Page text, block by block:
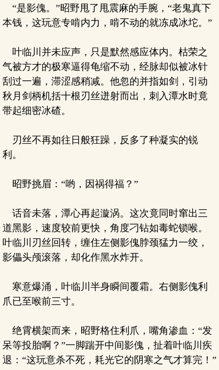
“是影傀。”昭野甩了甩震麻的手腕，“老鬼真下
本钱，这玩意专啃内力，啃不动的就冻成冰坨。”
叶临川并未应声，只是默然感应体内。枯荣之
气被方才的极寒逼得龟缩不动，经脉却似被冰针
刮过一遍，滞涩感稍减。他忽的并指如剑，引动
秋月剑柄机括十根刃丝迸射而出，刺入潭水时竟
带起细密冰碴。
刃丝不再如往日般狂躁，反多了种凝实的锐
利。
昭野挑眉：“哟，因祸得福？”
话音未落，潭心再起漩涡。这次竟同时窜出三
道黑影，速度较前更快，角度刁钻如毒蛇锁喉。
叶临川刃丝回转，缠住左侧影傀脖颈猛力一绞，
影儡头颅滚落，却化作黑水炸开。
寒意爆涌，叶临川半身瞬间覆霜。右侧影傀利
爪已至喉前三寸。
绝霄横架而来，昭野格住利爪，嘴角渗血：“发
呆等投胎啊？”一脚踹开中间影傀，扯着叶临川疾
退：“这玩意杀不死，耗光它的阴寒之气才算完！”